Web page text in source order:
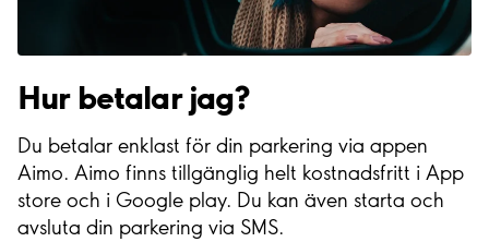
Hur betalar jag?
Du betalar enklast för din parkering via appen
Aimo. Aimo finns tillgänglig helt kostnadsfritt i App
store och i Google play. Du kan även starta och
avsluta din parkering via SMS.